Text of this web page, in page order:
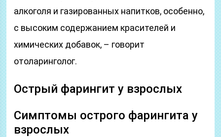
алкоголя и газированных напитков, особенно,
с высоким содержанием красителей и
химических добавок, – говорит
отоларинголог.
Острый фарингит у взрослых
Симптомы острого фарингита у
взрослых